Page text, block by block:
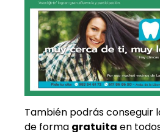
También podrás conseguir
de forma gratuita en